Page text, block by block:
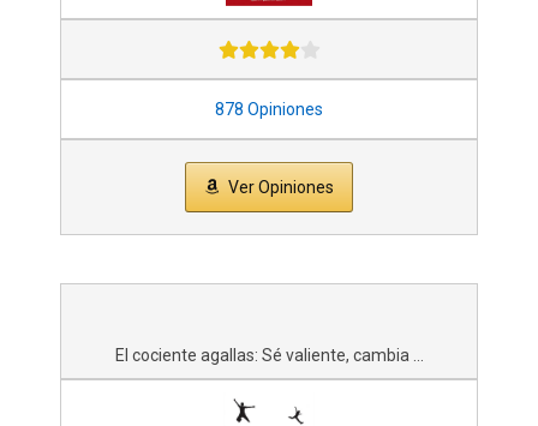
878 Opiniones
Ver Opiniones
El cociente agallas: Sé valiente, cambia ...